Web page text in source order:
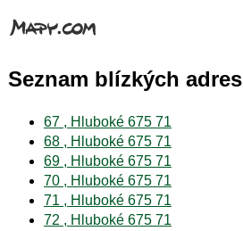
Seznam blízkých adres
67 , Hluboké 675 71
68 , Hluboké 675 71
69 , Hluboké 675 71
70 , Hluboké 675 71
71 , Hluboké 675 71
72 , Hluboké 675 71